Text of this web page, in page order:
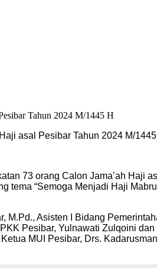
asal Pesibar Tahun 2024 M/1445
73 orang Calon Jama’ah Haji
tema “Semoga Menjadi Haji
Asisten I Bidang
Pesibar, Yulnawati Zulqoini
MUI Pesibar, Drs.